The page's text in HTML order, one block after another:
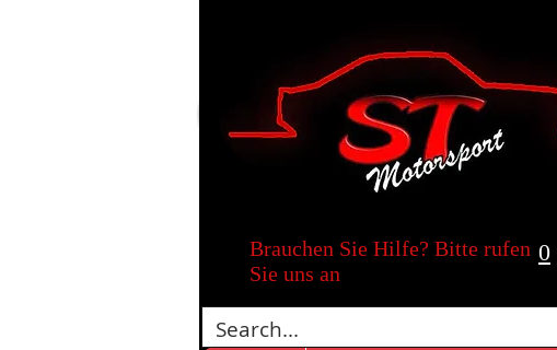
Brauchen Sie Hilfe? Bitte rufen
Sie uns an
0